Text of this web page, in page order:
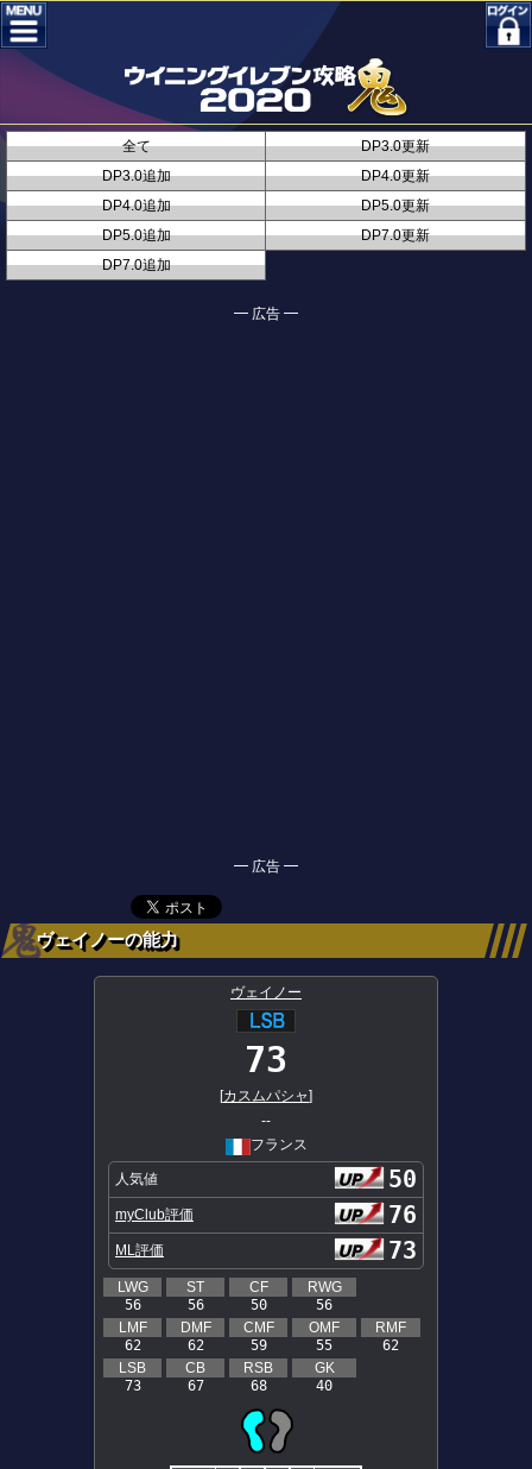
全て
DP3.0更新
DP3.0追加
DP4.0更新
DP4.0追加
DP5.0更新
DP5.0追加
DP7.0更新
DP7.0追加
━ 広告 ━
━ 広告 ━
ヴェイノーの能力
ヴェイノー
73
[カスムパシャ]
--
フランス
人気値 50
myClub評価 76
ML評価 73
LWG
56
ST
56
CF
50
RWG
56
LMF
62
DMF
62
CMF
59
OMF
55
RMF
62
LSB
73
CB
67
RSB
68
GK
40